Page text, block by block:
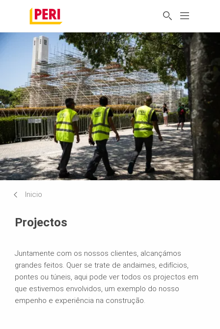
Inicio
Projectos
Juntamente com os nossos clientes, alcançámos
grandes feitos. Quer se trate de andaimes, edifícios,
pontes ou túneis, aqui pode ver todos os projectos em
que estivemos envolvidos, um exemplo do nosso
empenho e experiência na construção.